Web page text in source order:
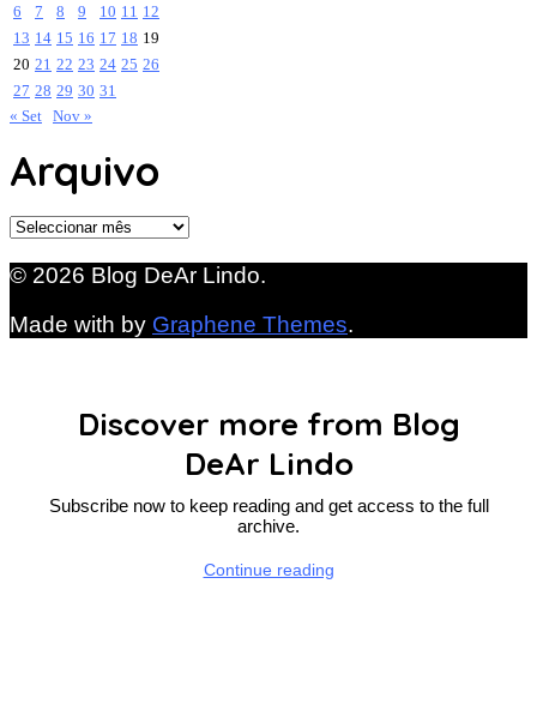
6
7 8 9 10 11 12
13 14 15 16 17 18 19
20 21 22 23 24 25 26
27 28 29 30 31
« Set Nov »
Arquivo
Arquivo
© 2026 Blog DeAr Lindo.
Made with by Graphene Themes.
Discover more from Blog
DeAr Lindo
Subscribe now to keep reading and get access to the full
archive.
Continue reading